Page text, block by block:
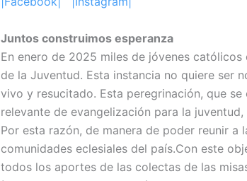
Juntos construimos esperanza
En enero de 2025 miles de jóvenes
de la Juventud. Esta instancia no quiere ser
vivo y resucitado. Esta peregrinación, que
relevante de evangelización para la
Por esta razón, de manera de poder reunir
comunidades eclesiales del país.Con este
todos los aportes de las colectas de las